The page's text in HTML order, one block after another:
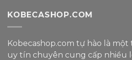
KOBECASHOP.COM
Kobecashop.com tự hào là một
uy tín chuyên cung cấp nhiều